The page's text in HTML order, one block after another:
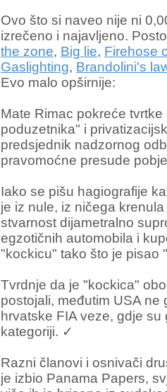
Sve istina do istine.
Ovo što si naveo nije ni
izrečeno i najavljeno.
the zone, Big lie, Firehose
Gaslighting, Brandolini's
Evo malo opširnije:
Mate Rimac pokreće
poduzetnika" i
predsjednik nadzornog
pravomoćne presude
Iako se pišu hagiografije
je iz nule, iz ničega
stvarnost dijametralno
egzotičnih automobila i
"kockicu" tako što je pisao
Tvrdnje da je "kockica"
postojali, međutim USA
hrvatske FIA veze, gdje
kategoriji. ✓
Razni članovi i osnivači
je izbio Panama Papers,